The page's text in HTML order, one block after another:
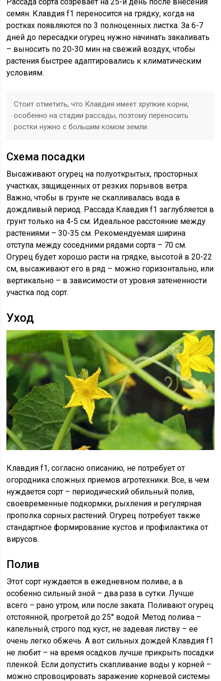
семян. Клавдия f1 переносится на грядку, когда на
ростках появляются по 3 полноценных листка. За 6-7
дней до пересадки огурец нужно начинать закаливать
– выносить по 20-30 мин на свежий воздух, чтобы
растения быстрее адаптировались к климатическим
условиям.
Стоит отметить, что Клавдия имеет хрупкие корни,
особенно на стадии рассады, поэтому переносить
ростки нужно с большим комом земли.
Схема посадки
Высаживают огурец на полуоткрытых, просторных
участках, защищенных от резких порывов ветра.
Важно, чтобы в грунте не скапливалась вода в
дождливый период. Рассада Клавдия f1 заглубляется в
грунт только на 4-5 см. Идеальное расстояние между
растениями – 30-35 см. Рекомендуемая ширина
отступа между соседними рядами сорта – 70 см.
Огурец будет хорошо расти на грядке, высотой в 20-22
см, высаживают его в ряд – можно горизонтально, или
вертикально – в зависимости от уровня затененности
участка под сорт.
Уход
Клавдия f1, согласно описанию, не потребует от
огородника сложных приемов агротехники. Все, в чем
нуждается сорт – периодический обильный полив,
своевременные подкормки, рыхления и регулярная
прополка сорных растений. Огурец потребует также
стандартное формирование кустов и профилактика от
вирусов.
Полив
Этот сорт нуждается в ежедневном поливе, а в
особенно сильный зной – два раза в сутки. Лучше
всего – рано утром, или после заката. Поливают огурец
отстоянной, прогретой до 25° водой. Метод полива –
капельный, строго под куст, не задевая листву – ее
очень легко обжечь. А вот сильных дождей Клавдия f1
не любит – на время осадков лучше прикрыть посадки
пленкой. Если допустить скапливание воды у корней –
можно спровоцировать заражение корневой системы